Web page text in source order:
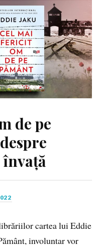
de pe
cartea lui Eddie
involuntar vor